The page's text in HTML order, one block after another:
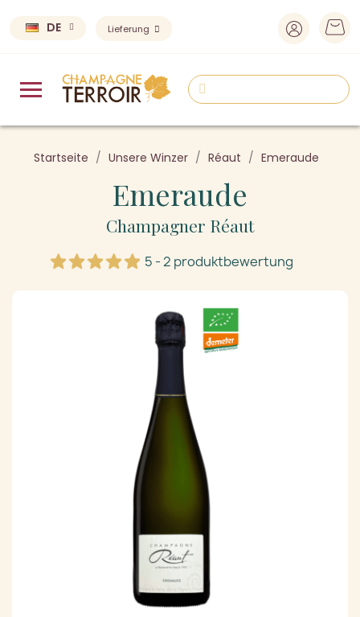
DE Lieferung
Startseite Unsere Winzer Réaut Emeraude
Emeraude
Champagner Réaut
5 - 2 produktbewertung